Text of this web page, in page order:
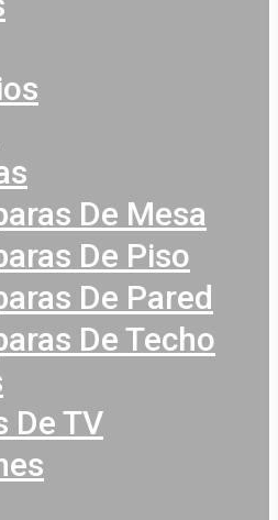
De Mesa
De Piso
De Pared
De Techo
De TV